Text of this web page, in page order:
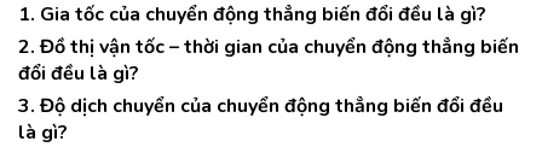
1. Gia tốc của chuyển động thẳng biến đổi đều là gì?
2. Đồ thị vận tốc – thời gian của chuyển động thẳng biến
đổi đều là gì?
3. Độ dịch chuyển của chuyển động thẳng biến đổi đều
là gì?